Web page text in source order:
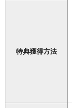
特典獲得方法